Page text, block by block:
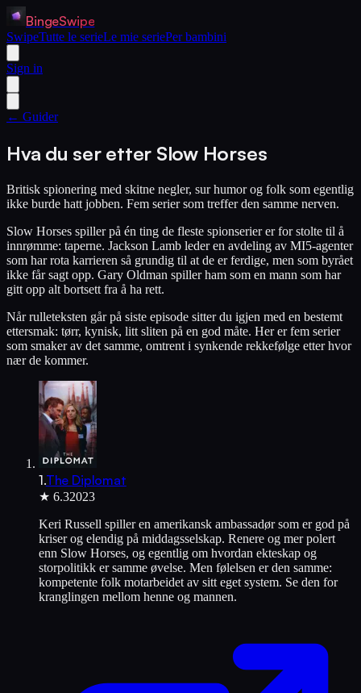
BingeSwipe
SwipeTutte le serieLe mie seriePer bambini
Sign in
← Guider
Hva du ser etter Slow Horses
Britisk spionering med skitne negler, sur humor og folk som egentlig
ikke burde hatt jobben. Fem serier som treffer den samme nerven.
Slow Horses spiller på én ting de fleste spionserier er for stolte til å
innrømme: taperne. Jackson Lamb leder en avdeling av MI5-agenter
som har rota karrieren så grundig til at de er ferdige, men som byrået
ikke får sagt opp. Gary Oldman spiller ham som en mann som har
gitt opp alt bortsett fra å ha rett.
Når rulleteksten går på siste episode sitter du igjen med en bestemt
ettersmak: tørr, kynisk, litt sliten på en god måte. Her er fem serier
som smaker av det samme, omtrent i synkende rekkefølge etter hvor
nær de kommer.
1.The Diplomat
★ 6.32023
Keri Russell spiller en amerikansk ambassadør som er god på
kriser og elendig på middagsselskap. Renere og mer polert
enn Slow Horses, og egentlig om hvordan ekteskap og
storpolitikk er samme øvelse. Men følelsen er den samme:
kompetente folk motarbeidet av sitt eget system. Se den for
kranglingen mellom henne og mannen.